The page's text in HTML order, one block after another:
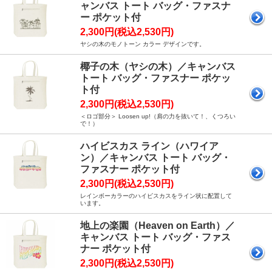
ャンバス トート バッグ・ファスナ
ー ポケット付
2,300円(税込2,530円)
ヤシの木のモノトーン カラー デザインです。
椰子の木（ヤシの木）／キャンバス
トート バッグ・ファスナー ポケッ
ト付
2,300円(税込2,530円)
＜ロゴ部分＞ Loosen up!（肩の力を抜いて！、くつろい
で！）
ハイビスカス ライン（ハワイア
ン）／キャンバス トート バッグ・
ファスナー ポケット付
2,300円(税込2,530円)
レインボーカラーのハイビスカスをライン状に配置して
います。
地上の楽園（Heaven on Earth）／
キャンバス トート バッグ・ファス
ナー ポケット付
2,300円(税込2,530円)